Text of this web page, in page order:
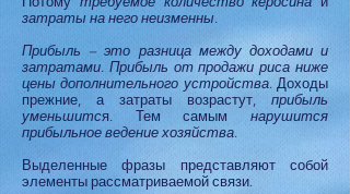
затраты на него неизменны.
Прибыль – это разница между доходами и
затратами. Прибыль от продажи риса ниже
цены дополнительного устройства. Доходы
прежние, а затраты возрастут, прибыль
уменьшится. Тем самым нарушится
прибыльное ведение хозяйства.
Выделенные фразы представляют собой
элементы рассматриваемой связи.